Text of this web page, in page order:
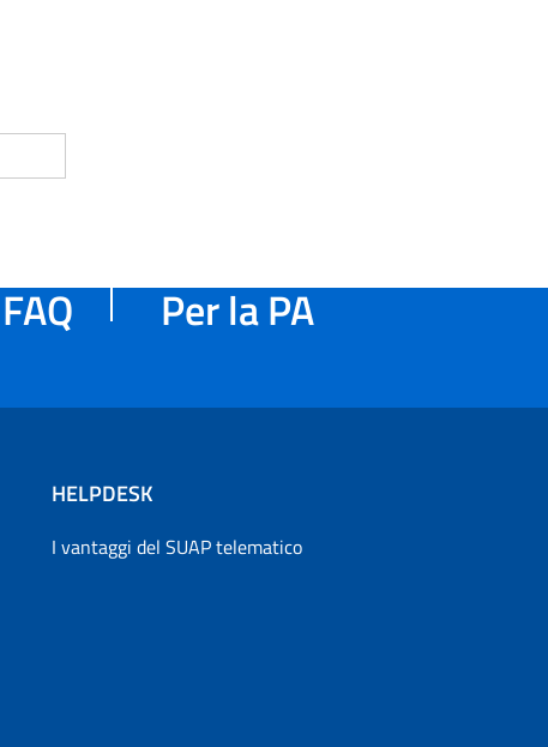
FAQ Per la PA
HELPDESK
I vantaggi del SUAP telematico